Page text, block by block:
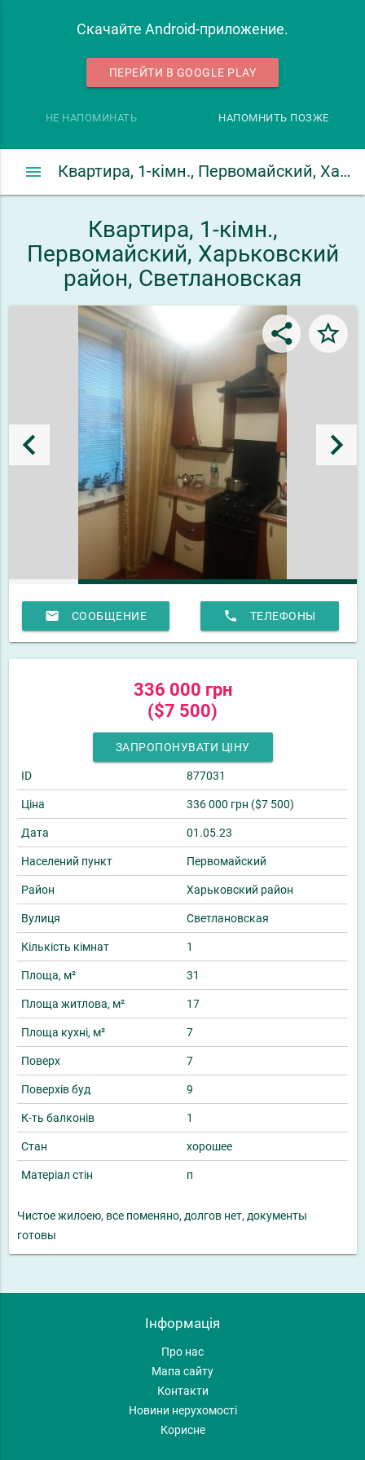
Скачайте Android-приложение.
ПЕРЕЙТИ В GOOGLE PLAY
НЕ НАПОМИНАТЬ НАПОМНИТЬ ПОЗЖЕ
Квартира, 1-кімн., Первомайский, Харьковский район, Светлановская
menu
Квартира, 1-кімн.,
Первомайский, Харьковский
район, Светлановская
share star_border
keyboard_arrow_left keyboard_arrow_right
email СООБЩЕНИЕ phone ТЕЛЕФОНЫ
336 000 грн
($7 500)
ЗАПРОПОНУВАТИ ЦІНУ
ID 877031
Ціна 336 000 грн ($7 500)
Дата 01.05.23
Населений пункт Первомайский
Район Харьковский район
Вулиця Светлановская
Кількість кімнат 1
Площа, м² 31
Площа житлова, м² 17
Площа кухні, м² 7
Поверх 7
Поверхів буд 9
К-ть балконів 1
Стан хорошее
Матеріал стін п
Чистое жилоею, все поменяно, долгов нет, документы
готовы
Інформація
Про нас
Мапа сайту
Контакти
Новини нерухомості
Корисне